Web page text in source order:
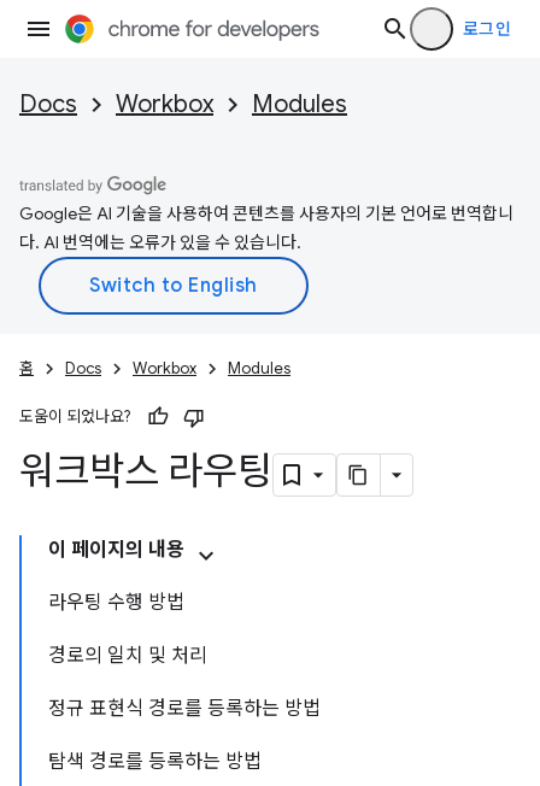
로그인
Docs Workbox Modules
Google은 AI 기술을 사용하여 콘텐츠를 사용자의 기본 언어로 번역합니
다. AI 번역에는 오류가 있을 수 있습니다.
홈 Docs Workbox Modules
도움이 되었나요?
워크박스 라우팅
이 페이지의 내용
라우팅 수행 방법
경로의 일치 및 처리
정규 표현식 경로를 등록하는 방법
탐색 경로를 등록하는 방법